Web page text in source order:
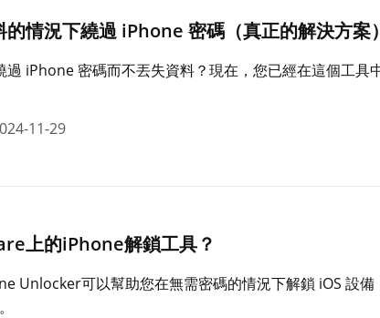
情況下繞過 iPhone 密碼（真正的解決方案）
過 iPhone 密碼而不丟失資料？現在，您已經在這個工具
11-29
上的iPhone解鎖工具？
Unlocker可以幫助您在無需密碼的情況下解鎖 iOS 設